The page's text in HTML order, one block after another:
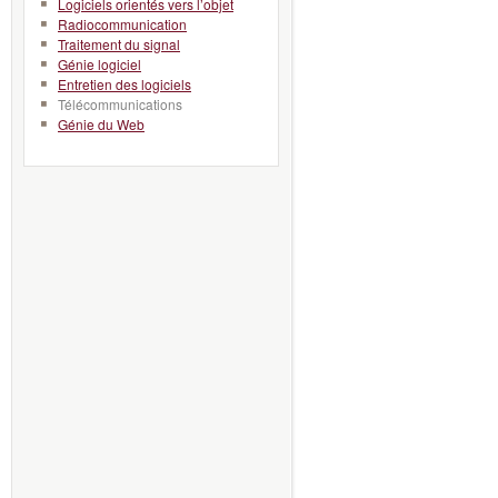
Logiciels orientés vers l’objet
Radiocommunication
Traitement du signal
Génie logiciel
Entretien des logiciels
Télécommunications
Génie du Web